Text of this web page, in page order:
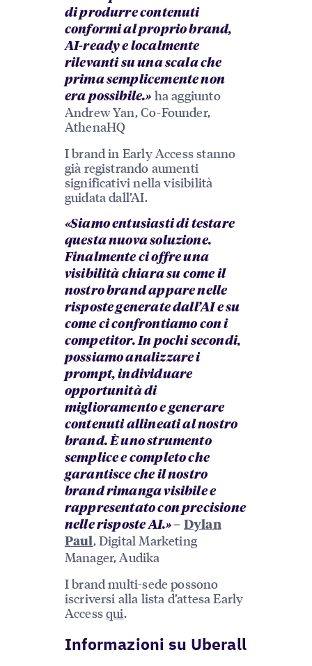
di produrre contenuti
conformi al proprio brand,
AI-ready e localmente
rilevanti su una scala che
prima semplicemente non
era possibile.» ha aggiunto
Andrew Yan, Co-Founder,
AthenaHQ
I brand in Early Access stanno
già registrando aumenti
significativi nella visibilità
guidata dall’AI.
«Siamo entusiasti di testare
questa nuova soluzione.
Finalmente ci offre una
visibilità chiara su come il
nostro brand appare nelle
risposte generate dall’AI e su
come ci confrontiamo con i
competitor. In pochi secondi,
possiamo analizzare i
prompt, individuare
opportunità di
miglioramento e generare
contenuti allineati al nostro
brand. È uno strumento
semplice e completo che
garantisce che il nostro
brand rimanga visibile e
rappresentato con precisione
nelle risposte AI.» – Dylan
Paul, Digital Marketing
Manager, Audika
I brand multi-sede possono
iscriversi alla lista d’attesa Early
Accessqui.
Informazioni su Uberall